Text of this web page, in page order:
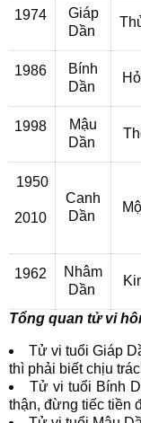
1974
Giáp
Dần
1986
Bính
Dần
1998
Mậu
Dần
1950
2010
Canh
Dần
1962
Nhâm
Dần
Tổng quan tử vi
Tử vi tuổi Giáp
thì phải biết chịu
Tử vi tuổi Bính
thận, đừng tiếc tiền